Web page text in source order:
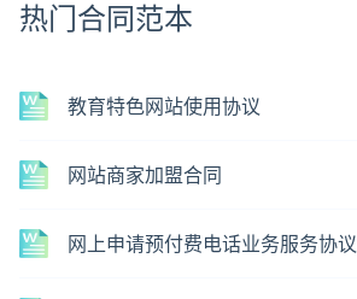
热门合同范本
教育特色网站使用协议
网站商家加盟合同
网上申请预付费电话业务服务协议